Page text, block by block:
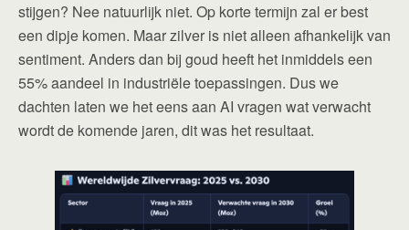
stijgen? Nee natuurlijk niet. Op korte termijn zal er best
een dipje komen. Maar zilver is niet alleen afhankelijk van
sentiment. Anders dan bij goud heeft het inmiddels een
55% aandeel in industriële toepassingen. Dus we
dachten laten we het eens aan AI vragen wat verwacht
wordt de komende jaren, dit was het resultaat.